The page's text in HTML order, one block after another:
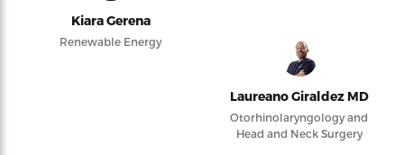
Kiara Gerena
Renewable Energy
Laureano Giraldez MD
Otorhinolaryngology and
Head and Neck Surgery